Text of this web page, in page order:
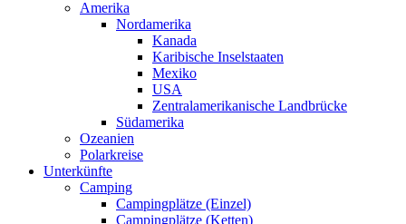
Amerika
Nordamerika
Kanada
Karibische Inselstaaten
Mexiko
USA
Zentralamerikanische Landbrücke
Südamerika
Ozeanien
Polarkreise
Unterkünfte
Camping
Campingplätze (Einzel)
Campingplätze (Ketten)